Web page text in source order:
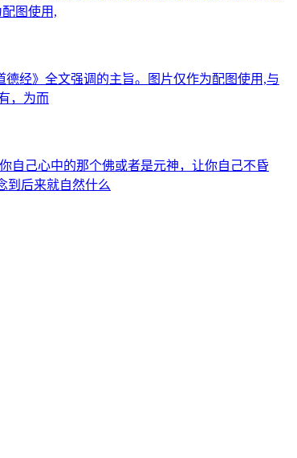
图使用,
经》全文强调的主旨。图片仅作为配图使用,与
，为而
自己心中的那个佛或者是元神，让你自己不昏
到后来就自然什么